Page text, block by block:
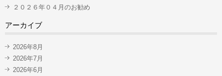
２０２６年０４月のお勧め
アーカイブ
2026年8月
2026年7月
2026年6月